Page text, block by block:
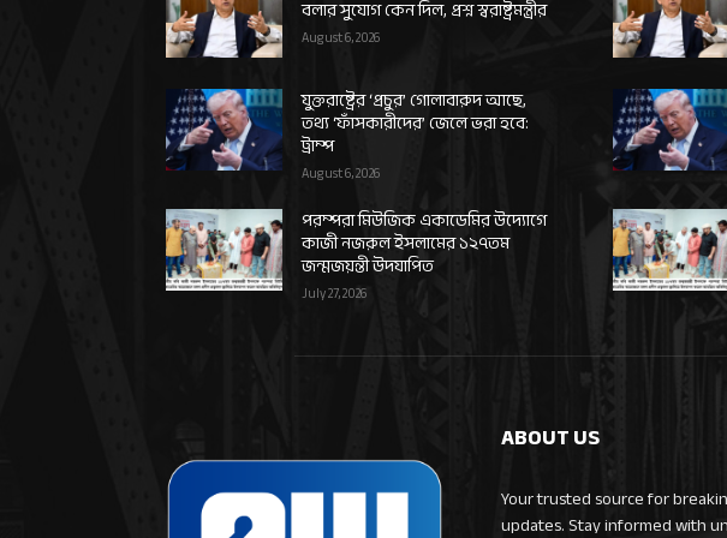
বলার সুযোগ কেন দিল, প্রশ্ন স্বরাষ্ট্রমন্ত্রীর
August 6, 2026
যুক্তরাষ্ট্রের ‘প্রচুর’ গোলাবারুদ আছে,
তথ্য ‘ফাঁসকারীদের’ জেলে ভরা হবে:
ট্রাম্প
August 6, 2026
পরম্পরা মিউজিক একাডেমির উদ্যোগে
কাজী নজরুল ইসলামের ১২৭তম
জন্মজয়ন্তী উদযাপিত
July 27, 2026
ABOUT US
Your trusted source for
updates. Stay informed with